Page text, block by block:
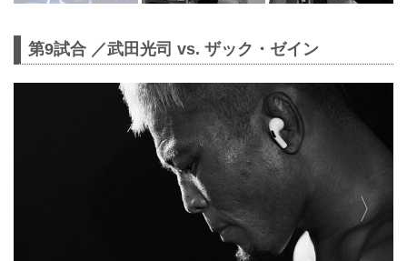
第9試合 ／武田光司 vs. ザック・ゼイン